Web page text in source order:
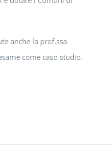
anche la prof.ssa
come caso studio.